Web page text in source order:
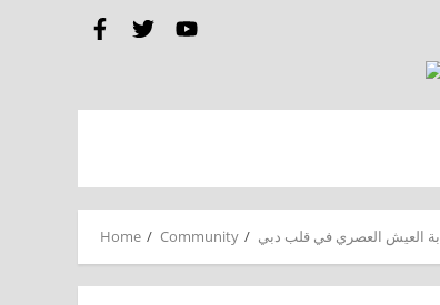
Home Community العيش العصري في قلب دبي